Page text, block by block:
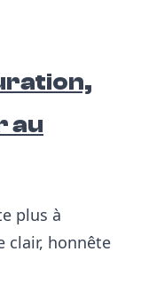
au
plus à
clair, honnête